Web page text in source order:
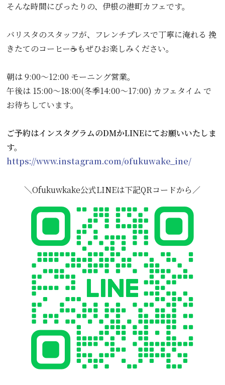
そんな時間にぴったりの、伊根の港町カフェです。
バリスタのスタッフが、フレンチプレスで丁寧に淹れる 挽
きたてのコーヒー☕️もぜひお楽しみください。
朝は 9:00〜12:00 モーニング営業。
午後は 15:00〜18:00(冬季14:00〜17:00) カフェタイム で
お待ちしています。
ご予約はインスタグラムのDMかLINEにてお願いいたしま
す。
https://www.instagram.com/ofukuwake_ine/
＼Ofukuwkake公式LINEは下記QRコードから／